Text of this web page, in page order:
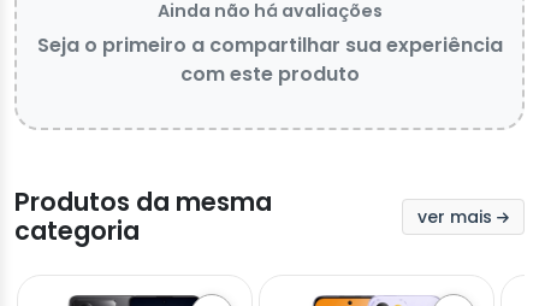
Ainda não há avaliações
Seja o primeiro a compartilhar sua experiência
com este produto
Produtos da mesma
categoria
ver mais